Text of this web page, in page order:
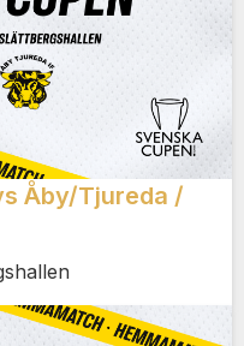
Åby/Tjureda /